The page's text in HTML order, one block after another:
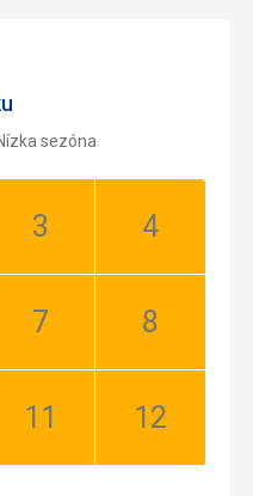
sezóna
Marec:
Apríl:
Júl:
August:
November:
December: